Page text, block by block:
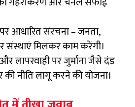
आधारित संरचना – जनता,
संस्थाएं मिलकर काम करेंगी।
लापरवाही पर जुर्माना जैसे दंड
नीति लागू करने की योजना।